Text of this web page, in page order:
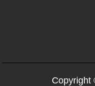
Copyright